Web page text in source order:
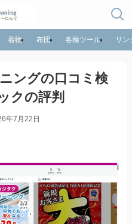
着物 布団 各種ツール リン
ングの口コミ検
クの評判
年7月22日